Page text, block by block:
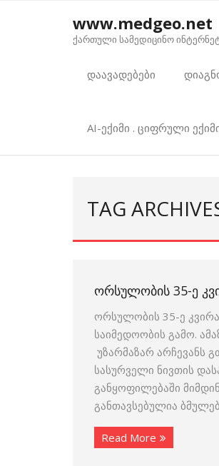
www.medgeo.net
ქართული სამედიცინო
დაავადებები
AI-ექიმი . ციფრული
TAG
ᲝᲠᲡᲣᲚᲝᲑᲘᲡ 35-Ე
ორსულობის 35-ე
საიმედოობის გამო.
უზარმაზარ არჩევანს
სასურველი ნივთის
განყოფილებაში
განთავსებულია
Read More